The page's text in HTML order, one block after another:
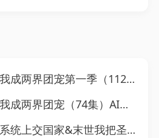
界团宠第一季（112集）AI短剧
两界团宠（74集）AI短剧
末世我把圣母系统上交国家（29集）AI短剧